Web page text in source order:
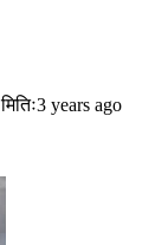
years ago